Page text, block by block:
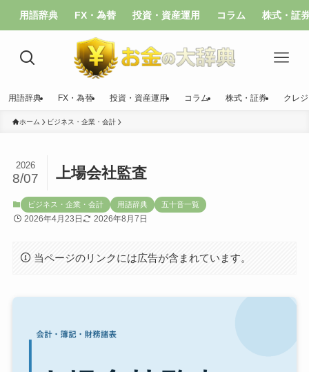
用語辞典 FX・為替 投資・資産運用 コラム 株式・証
用語辞典 FX・為替 投資・資産運用 コラム 株式・証券 クレ
ホーム ビジネス・企業・会計
上場会社監査
2026
8/07
ビジネス・企業・会計 用語辞典 五十音一覧
2026年4月23日 2026年8月7日
当ページのリンクには広告が含まれています。